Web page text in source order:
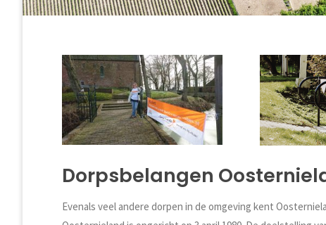
Dorpsbelangen
Evenals veel andere dorpen in de omgeving kent